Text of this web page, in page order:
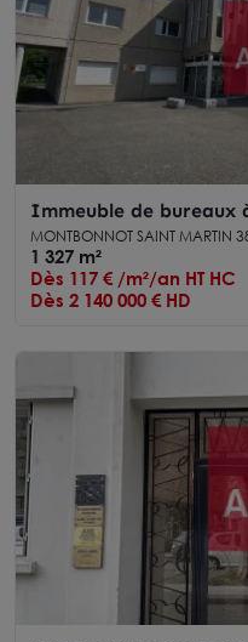
Immeuble de bureaux
Montbonnot parkings
MONTBONNOT SAINT MARTIN
1 327 m²
Dès 117 € /m²/an HT HC
Dès 2 140 000 € HD